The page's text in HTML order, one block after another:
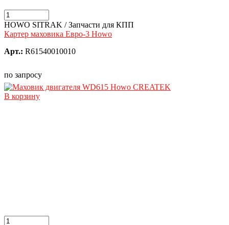
HOWO SITRAK / Запчасти для КПП
Картер маховика Евро-3 Howo
Арт.: R61540010010
по запросу
В корзину